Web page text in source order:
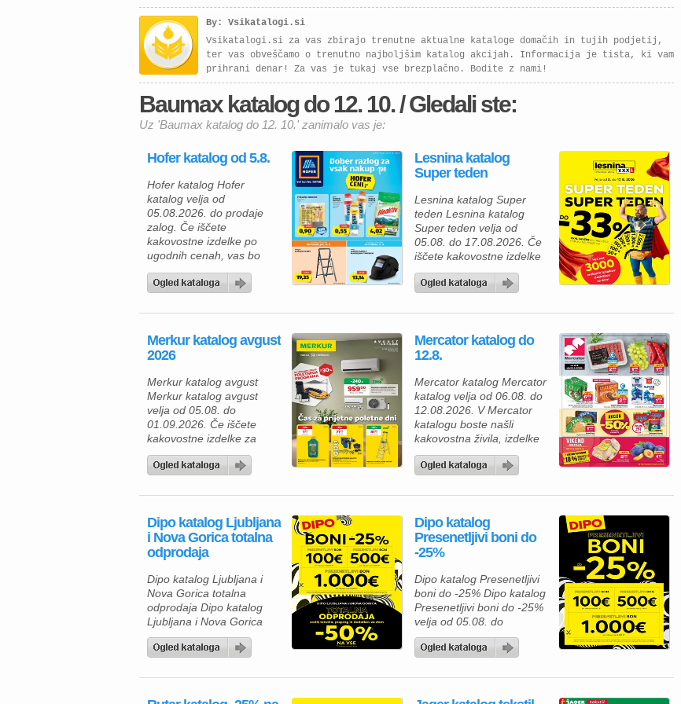
By: Vsikatalogi.si
Vsikatalogi.si za vas zbirajo trenutne aktualne kataloge domačih in tujih podjetij,
ter vas obveščamo o trenutno najboljšim katalog akcijah. Informacija je tista, ki vam
prihrani denar! Za vas je tukaj vse brezplačno. Bodite z nami!
Baumax katalog do 12. 10. / Gledali ste:
Uz 'Baumax katalog do 12. 10.' zanimalo vas je:
Hofer katalog od 5.8.
Hofer katalog Hofer
katalog velja od
05.08.2026. do prodaje
zalog. Če iščete
kakovostne izdelke po
ugodnih cenah, vas bo
zagotovo navdušila. Med
uporabo najdete številne
pijače, izdelke za dom in
gospodinjstvo ter
različna opravila. Za hiter
zajtrk ali malico lahko
izberete piščančje
hrenovke 200 […]
Lesnina katalog
Super teden
Lesnina katalog Super
teden Lesnina katalog
Super teden velja od
05.08. do 17.08.2026. Če
iščete kakovostne izdelke
za prijetnejši in lepše
urejen dom, vas bo
Lesnina kataloga zagotovo
odlične akcijske cene in
bogato izbiro izdelkov za
kuhinjo in jedilnico ter svoj
dom opremite po
ugodnejših cenah. Poleg
številnih […]
Merkur katalog avgust
2026
Merkur katalog avgust
Merkur katalog avgust
velja od 05.08. do
01.09.2026. Če iščete
kakovostne izdelke za
dom, vrt in delavnico, vas
bo aktualna ponudba iz
navdušila. Izkoristite
izbrane izdelke in
poskrbite za udobnejše
bivanje, lažje delo ter
prostega časa. V Merkur
ponudbi vas čakajo
gospodinjski aparati,
klimatske […]
Mercator katalog do
12.8.
Mercator katalog Mercator
katalog velja od 06.08. do
12.08.2026. V Mercator
katalogu boste našli
kakovostna živila, izdelke
za gospodinjstvo in
številne priljubljene
ugodnih cenah. Zdaj je
svojo shrambo, hladilnik in
zamrzovalnik ter pri tem
tudi prihranite. Za pripravo
izberete Premium
Mercator čevapčiče v
pakiranju 500 […]
Dipo katalog Ljubljana
i Nova Gorica totalna
odprodaja
Dipo katalog Ljubljana i
Nova Gorica totalna
odprodaja Dipo katalog
Ljubljana i Nova Gorica
totalna odprodaja velja od
05.08. do 08.08.2026.
Dipo katalog
Presenetljivi boni do
-25%
Dipo katalog Presenetljivi
boni do -25% Dipo katalog
Presenetljivi boni do -25%
velja od 05.08. do
08.08.2026. Predstavljamo
vam privlačno ponudbo iz
izbirate med kakovostnim